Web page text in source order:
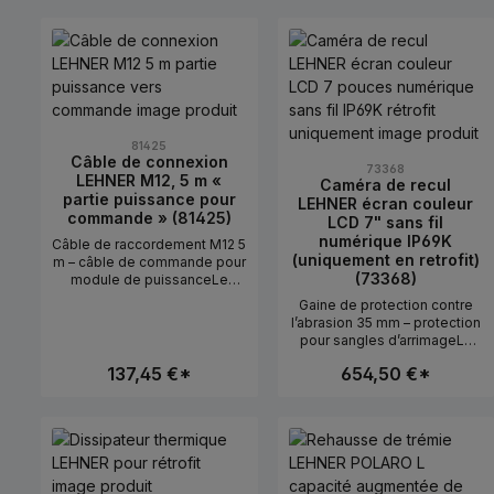
égorie I et IIFixation
stableConvient pour POLARO
Quantité de produit : Entrez la
dommage.CaractéristiquesDi
amètre : 350 mmConvient
facile
Quantité de
81425
Câble de connexion
LEHNER M12, 5 m «
partie puissance pour
commande » (81425)
Câble de raccordement M12 5
m – câble de commande pour
module de puissanceLe
d’épandage.Utilisation en
pratiqueNécessaire lorsque
autres.CaractéristiquesLongu
eur : 5 mConnecteur M12Pour
unités de commande et de
137,45 €*
Quantité de produit : Entrez la
73368
Caméra de recul
LEHNER écran couleur
LCD 7" sans fil
numérique IP69K
(uniquement en retrofit)
(73368)
Gaine de protection contre
l’abrasion 35 mm – protection
pour sangles d’arrimageLa
l’abrasion (réf. 81354) se
frottement.Utilisation en
pratiqueLors de la
sécurisation des épandeurs
654,50 €*
Quantité de